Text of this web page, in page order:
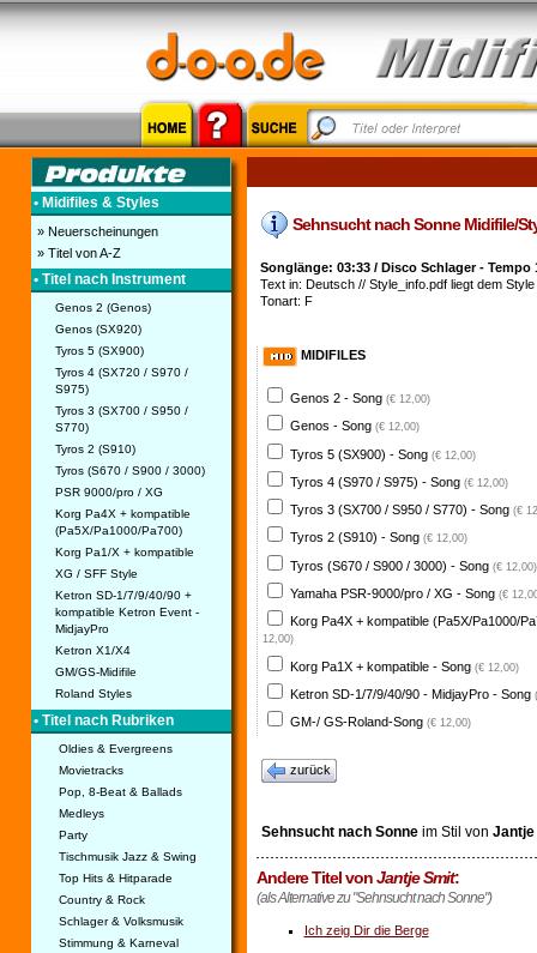
• Midifiles & Styles
» Neuerscheinungen
» Titel von A-Z
• Titel nach Instrument
Genos 2 (Genos)
Genos (SX920)
Tyros 5 (SX900)
Tyros 4 (SX720 / S970 /
S975)
Tyros 3 (SX700 / S950 /
S770)
Tyros 2 (S910)
Tyros (S670 / S900 / 3000)
PSR 9000/pro / XG
Korg Pa4X + kompatible
(Pa5X/Pa1000/Pa700)
Korg Pa1/X + kompatible
XG / SFF Style
Ketron SD-1/7/9/40/90 +
kompatible Ketron Event -
MidjayPro
Ketron X1/X4
GM/GS-Midifile
Roland Styles
• Titel nach Rubriken
Oldies & Evergreens
Movietracks
Pop, 8-Beat & Ballads
Medleys
Party
Tischmusik Jazz & Swing
Top Hits & Hitparade
Country & Rock
Schlager & Volksmusik
Stimmung & Karneval
Sehnsucht nach Sonne Midifile/
Songlänge: 03:33 / Disco Schlager - Tempo
Text in: Deutsch // Style_info.pdf liegt dem Style
Tonart: F
MIDIFILES
Genos 2 - Song (€ 12,00)
Genos - Song (€ 12,00)
Tyros 5 (SX900) - Song (€ 12,00)
Tyros 4 (S970 / S975) - Song (€ 12,00)
Tyros 3 (SX700 / S950 / S770) - Song (€
Tyros 2 (S910) - Song (€ 12,00)
Tyros (S670 / S900 / 3000) - Song (€ 12,00)
Yamaha PSR-9000/pro / XG - Song (€
Korg Pa4X + kompatible (Pa5X/Pa1000/
12,00)
Korg Pa1X + kompatible - Song (€ 12,00)
Ketron SD-1/7/9/40/90 - MidjayPro - Song
GM-/ GS-Roland-Song (€ 12,00)
zurück
Sehnsucht nach Sonneim Stil von Jantje
Andere Titel vonJantje Smit:
(als Alternative zu "Sehnsucht nach Sonne")
Ich zeig Dir die Berge